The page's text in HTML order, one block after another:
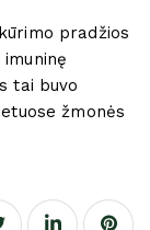
pradžios
tai buvo
žmonės